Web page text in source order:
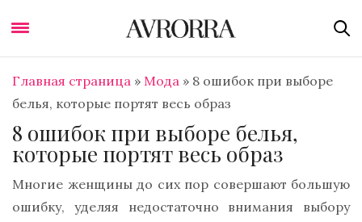
Главная страница » Мода » 8 ошибок при выборе
белья, которые портят весь образ
8 ошибок при выборе белья,
которые портят весь образ
Многие женщины до сих пор совершают большую
ошибку, уделяя недостаточно внимания выбору